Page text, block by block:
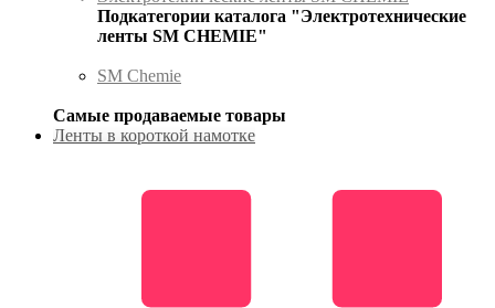
Подкатегории каталога "Электротехнические
ленты SM CHEMIE"
SM Chemie
Самые продаваемые товары
Ленты в короткой намотке